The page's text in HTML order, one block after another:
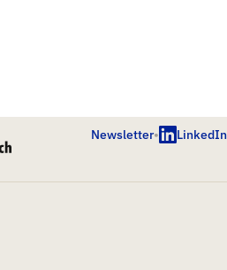
Newsletter• LinkedIn